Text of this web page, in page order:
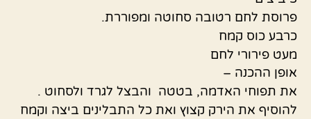
פרוסת לחם רטובה סחוטה ומפוררת.
כרבע כוס קמח
מעט פירורי לחם
אופן ההכנה –
את תפוחי האדמה, בטטה והבצל לגרד ולסחוט .
להוסיף את הירק קצוץ ואת כל התבלינים ביצה וקמח